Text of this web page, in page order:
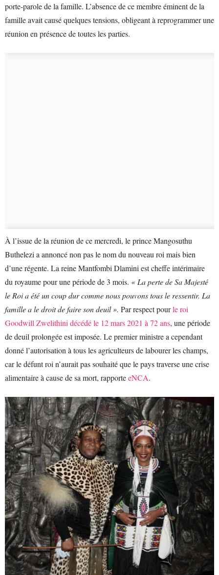
porte-parole de la famille. L’absence de ce membre éminent de la
famille avait causé quelques tensions, obligeant à reprogrammer une
réunion en présence de toutes les parties.
À l’issue de la réunion de ce mercredi, le prince Mangosuthu
Buthelezi a annoncé non pas le nom du nouveau roi mais bien
d’une régente. La reine Mantfombi Dlamini est cheffe intérimaire
du royaume pour une période de 3 mois. « La perte de Sa Majesté
le Roi a été un coup dur comme nous pouvons tous le ressentir. La
famille a le droit de faire son deuil ». Par respect pourle roi
Goodwill Zwelithini décédé le 12 mars 2021 à 72 ans, une période
de deuil prolongée est imposée. Le premier ministre a cependant
donné l’autorisation à tous les agriculteurs de labourer les champs,
car le défunt roi n’aurait pas souhaité que le pays traverse une crise
alimentaire à cause de sa mort, rapporteeNCA.